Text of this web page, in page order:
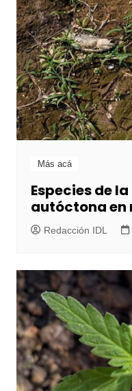
Más acá
Especies de
autóctona en
Redacción IDL